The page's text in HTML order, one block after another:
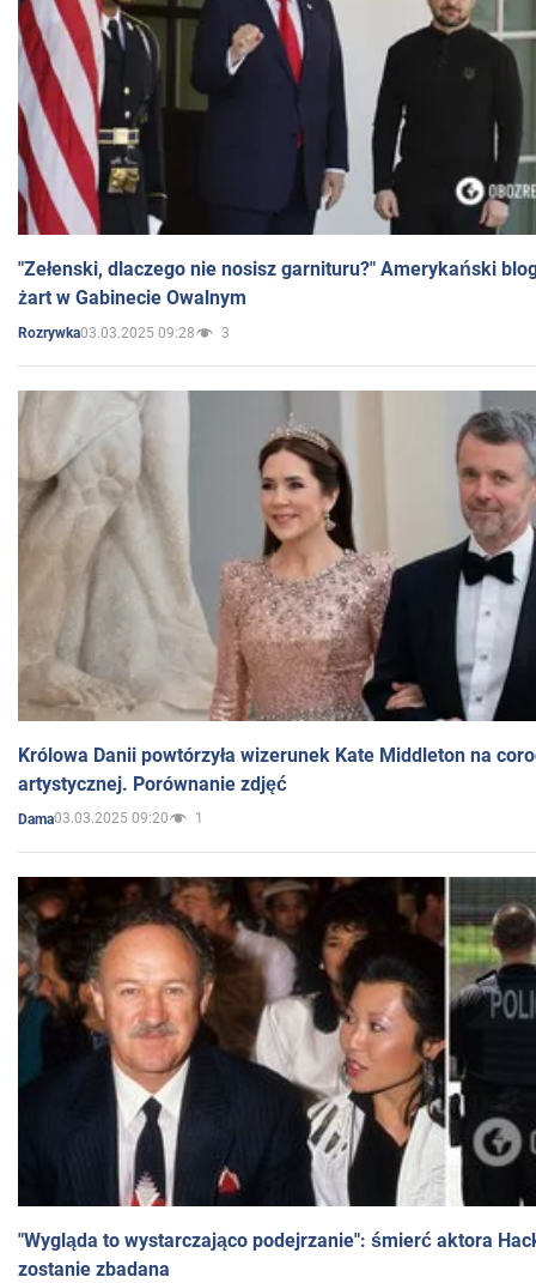
"Zełenski, dlaczego nie nosisz garnituru?" Amerykański
żart w Gabinecie Owalnym
Rozrywka03.03.2025 09:28 3
Królowa Danii powtórzyła wizerunek Kate Middleton na
artystycznej. Porównanie zdjęć
Dama03.03.2025 09:20 1
"Wygląda to wystarczająco podejrzanie": śmierć aktora
zostanie zbadana